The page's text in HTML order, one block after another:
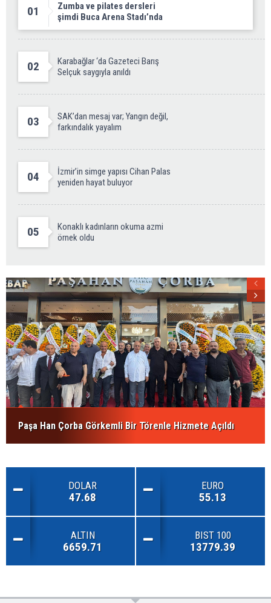
01
Zumba ve pilates dersleri
şimdi Buca Arena Stadı’nda
02
Karabağlar ‘da Gazeteci Barış
Selçuk saygıyla anıldı
03
SAK’dan mesaj var; Yangın değil,
farkındalık yayalım
04
İzmir’in simge yapısı Cihan Palas
yeniden hayat buluyor
05
Konaklı kadınların okuma azmi
örnek oldu
Paşa Han Çorba Görkemli Bir Törenle Hizmete Açıldı
DOLAR
47.68
EURO
55.13
ALTIN
6659.71
BIST 100
13779.39